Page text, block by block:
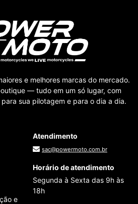
e melhores marcas do mercado.
— tudo em um só lugar, com
sua pilotagem e para o dia a dia.
e
Atendimento
sac@powermoto.com.br
Horário de atendimento
Segunda à Sexta das 9h às
18h